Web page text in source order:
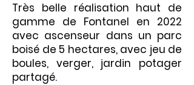
Très belle réalisation haut de
gamme de Fontanel en 2022
avec ascenseur dans un parc
boisé de 5 hectares, avec jeu de
boules, verger, jardin potager
partagé.